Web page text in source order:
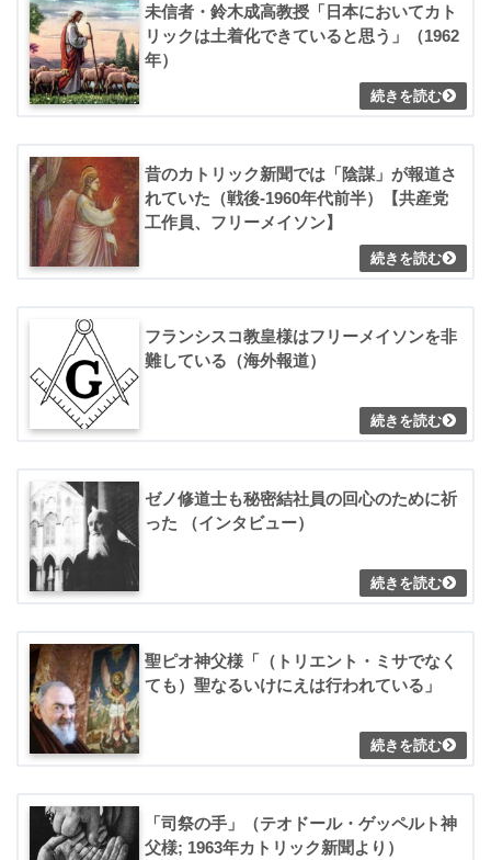
未信者・鈴木成高教授「日本においてカト
リックは土着化できていると思う」（1962
年）
昔のカトリック新聞では「陰謀」が報道さ
れていた（戦後-1960年代前半）【共産党
工作員、フリーメイソン】
フランシスコ教皇様はフリーメイソンを非
難している（海外報道）
ゼノ修道士も秘密結社員の回心のために祈
った （インタビュー）
聖ピオ神父様「（トリエント・ミサでなく
ても）聖なるいけにえは行われている」
「司祭の手」（テオドール・ゲッペルト神
父様; 1963年カトリック新聞より）